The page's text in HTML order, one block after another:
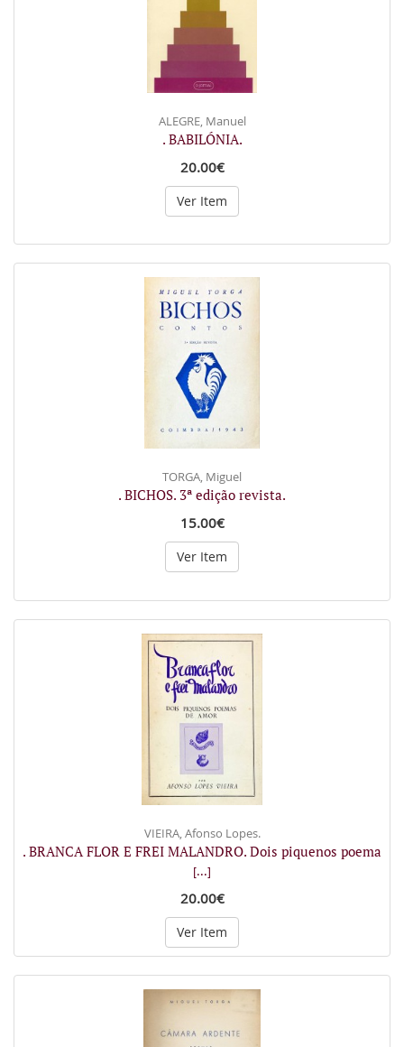
ALEGRE, Manuel
. BABILÓNIA.
20.00€
Ver Item
TORGA, Miguel
. BICHOS. 3ª edição revista.
15.00€
Ver Item
VIEIRA, Afonso Lopes.
. BRANCA FLOR E FREI MALANDRO. Dois piquenos poema
[...]
20.00€
Ver Item